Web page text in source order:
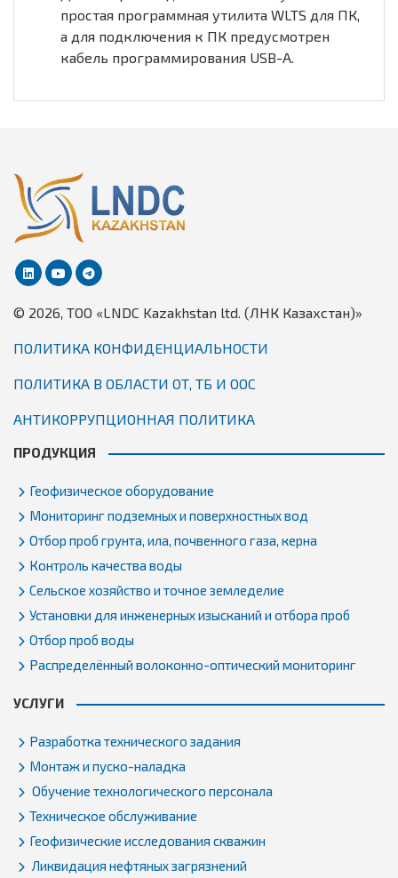
простая программная утилита WLTS для ПК,
а для подключения к ПК предусмотрен
кабель программирования USB-A.
© 2026, TОО «LNDC Kazakhstan ltd. (ЛНК Казахстан)»
ПОЛИТИКА КОНФИДЕНЦИАЛЬНОСТИ
ПОЛИТИКА В ОБЛАСТИ ОТ, ТБ И ООС
АНТИКОРРУПЦИОННАЯ ПОЛИТИКА
ПРОДУКЦИЯ
Геофизическое оборудование
Мониторинг подземных и поверхностных вод
Отбор проб грунта, ила, почвенного газа, керна
Контроль качества воды
Сельское хозяйство и точное земледелие
Установки для инженерных изысканий и отбора проб
Отбор проб воды
Распределённый волоконно-оптический мониторинг
УСЛУГИ
Разработка технического задания
Монтаж и пуско-наладка
Обучение технологического персонала
Техническое обслуживание
Геофизические исследования скважин
Ликвидация нефтяных загрязнений